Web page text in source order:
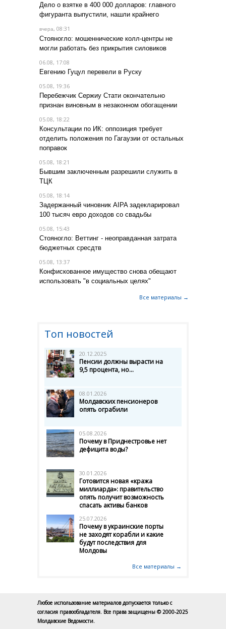
Дело о взятке в 400 000 долларов: главного
фигуранта выпустили, нашли крайнего
вчера, 08:31
Стояногло: мошеннические колл-центры не
могли работать без прикрытия силовиков
06.08, 17:08
Евгению Гуцул перевели в Руску
05.08, 19:36
Перебежчик Сержиу Стати окончательно
признан виновным в незаконном обогащении
05.08, 18:22
Консультации по ИК: оппозиция требует
отделить положения по Гагаузии от остальных
поправок
05.08, 18:21
Бывшим заключенным разрешили служить в
ТЦК
05.08, 18:14
Задержанный чиновник AIPA задекларировал
100 тысяч евро доходов со свадьбы
05.08, 15:43
Стояногло: Веттинг - неоправданная затрата
бюджетных сресдтв
05.08, 13:37
Конфискованное имущество снова обещают
использовать "в социальных целях"
Все материалы →
Топ новостей
20.12.2025
Пенсии должны вырасти на
9,5 процента, но...
08.01.2026
Молдавских пенсионеров
опять ограбили
05.08.2026
Почему в Приднестровье нет
дефицита воды?
30.01.2026
Готовится новая «кража
миллиарда»: правительство
опять получит возможность
спасать активы банков
25.07.2026
Почему в украинские порты
не заходят корабли и какие
будут последствия для
Молдовы
Все материалы →
Любое использование материалов допускается только с
согласия правообладателя. Все права защищены © 2000-2025
Молдавские Ведомости.